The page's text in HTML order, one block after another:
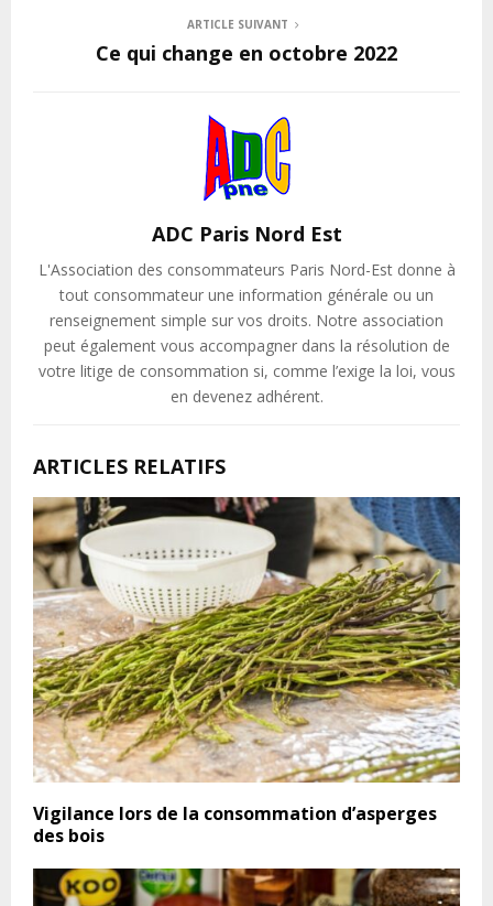
ARTICLE SUIVANT
Ce qui change en octobre 2022
ADC Paris Nord Est
L'Association des consommateurs Paris Nord-Est donne à
tout consommateur une information générale ou un
renseignement simple sur vos droits. Notre association
peut également vous accompagner dans la résolution de
votre litige de consommation si, comme l’exige la loi, vous
en devenez adhérent.
ARTICLES RELATIFS
Vigilance lors de la consommation d’asperges
des bois